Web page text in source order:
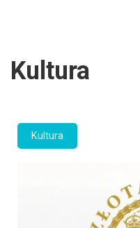
Kultura
Kultura